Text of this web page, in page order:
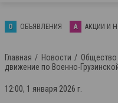
О ОБЪЯВЛЕНИЯ А АКЦИИ И
Главная Новости Общество
движение по Военно-
12:00, 1 января 2026 г.